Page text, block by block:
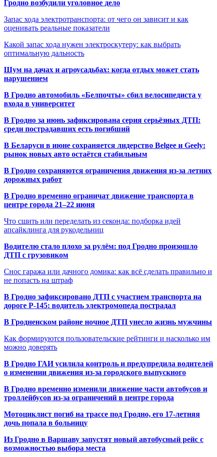
Гродно возбудили уголовное дело
Запас хода электротранспорта: от чего он зависит и как
оценивать реальные показатели
Какой запас хода нужен электроскутеру: как выбрать
оптимальную дальность
Шум на дачах и агроусадьбах: когда отдых может стать
нарушением
В Гродно автомобиль «Белпочты» сбил велосипедиста у
входа в университет
В Гродно за июнь зафиксирована серия серьёзных ДТП:
среди пострадавших есть погибший
В Беларуси в июне сохраняется лидерство Belgee и Geely:
рынок новых авто остаётся стабильным
В Гродно сохраняются ограничения движения из-за летних
дорожных работ
В Гродно временно ограничат движение транспорта в
центре города 21–22 июня
Что сшить или переделать из секонда: подборка идей
апсайклинга для рукодельниц
Водителю стало плохо за рулём: под Гродно произошло
ДТП с грузовиком
Снос гаража или дачного домика: как всё сделать правильно и
не попасть на штраф
В Гродно зафиксировано ДТП с участием транспорта на
дороге Р-145: водитель электромопеда пострадал
В Гродненском районе ночное ДТП унесло жизнь мужчины
Как формируются пользовательские рейтинги и насколько им
можно доверять
В Гродно ГАИ усилила контроль и предупредила водителей
о изменении движения из-за городского выпускного
В Гродно временно изменили движение части автобусов и
троллейбусов из-за ограничений в центре города
Мотоциклист погиб на трассе под Гродно, его 17-летняя
дочь попала в больницу
Из Гродно в Варшаву запустят новый автобусный рейс с
возможностью выбора места